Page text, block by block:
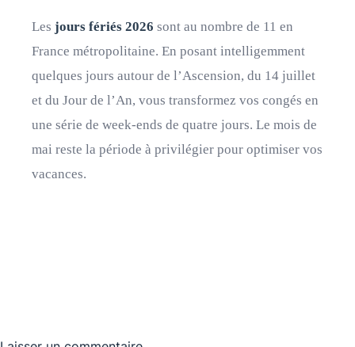
Les jours fériés 2026 sont au nombre de 11 en
France métropolitaine. En posant intelligemment
quelques jours autour de l’Ascension, du 14 juillet
et du Jour de l’An, vous transformez vos congés en
une série de week-ends de quatre jours. Le mois de
mai reste la période à privilégier pour optimiser vos
vacances.